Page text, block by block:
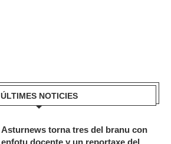
ÚLTIMES NOTICIES
Asturnews torna tres del branu con
enfotu docente y un reportaxe del